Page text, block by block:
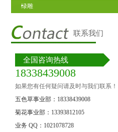
绿雕
联系我们
全国咨询热线
18338439008
如果您有任何疑问请及时与我们联系！
五色草事业部：18338439008
菊花事业部：13393812105
业务 QQ：1021078728